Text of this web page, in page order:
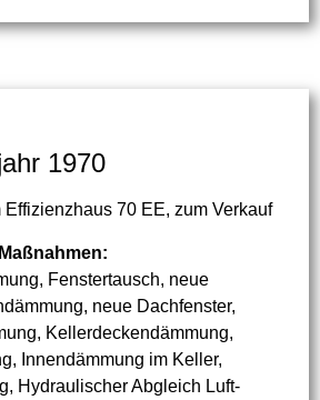
1970
70 EE, zum Verkauf
Fenstertausch, neue
neue Dachfenster,
Kellerdeckendämmung,
Innendämmung im Keller,
Hydraulischer Abgleich Luft-